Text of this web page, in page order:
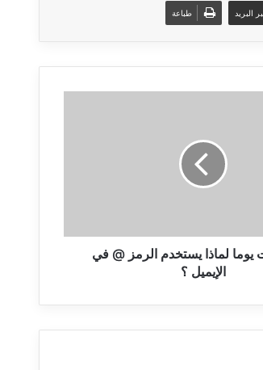
البريد طباعة
يوما لماذا يستخدم الرمز @ في
الإيميل ؟